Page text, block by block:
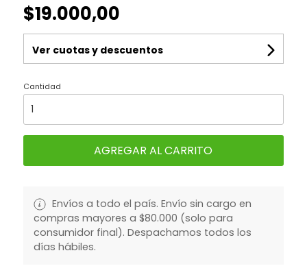
$19.000,00
Ver cuotas y descuentos
Cantidad
AGREGAR AL CARRITO
Envíos a todo el país. Envío sin cargo en
compras mayores a $80.000 (solo para
consumidor final). Despachamos todos los
días hábiles.